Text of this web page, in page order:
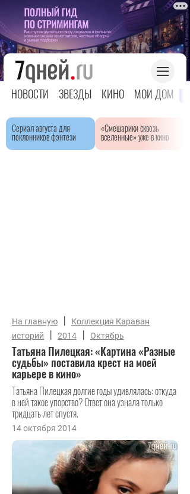
НОВОСТИ ЗВЕЗДЫ КИНО МОЙ ДОМ
Сериал августа для
поклонников фэнтези
«Смешарики сквозь
вселенные» уже в кино
На главную |
Коллекция Караван
историй
| 2014 | Октябрь
Татьяна Пилецкая: «Картина «Разные
судьбы» поставила крест на моей
карьере в кино»
Татьяна Пилецкая долгие годы удивлялась: откуда
в ней такое упорство? Ответ она узнала только
тридцать лет спустя.
14 октября 2014